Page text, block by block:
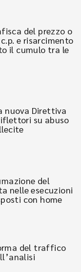
del prezzo o
e risarcimento
il cumulo tra le
nuova Direttiva
su abuso
del
nelle esecuzioni
con home
del traffico